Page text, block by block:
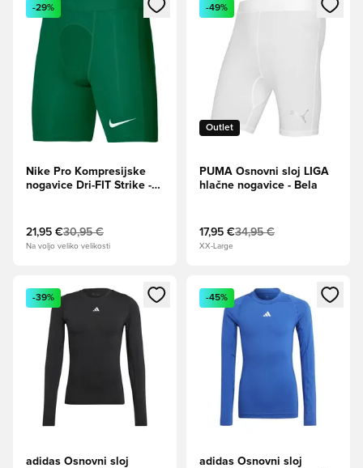
-29%
Nike Pro Kompresijske
nogavice Dri-FIT Strike -
21,95 €30,95 €
Na voljo veliko velikosti
Outlet
-49%
PUMA Osnovni sloj LIGA
hlačne nogavice - Bela
17,95 €34,95 €
XX-Large
Odpre Modal za prijavo ali vpis kot član
-39%
adidas Osnovni sloj
Odpre Modal za prijavo ali
-45%
adidas Osnovni sloj